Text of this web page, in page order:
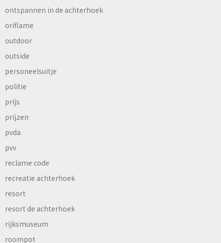
ontspannen in de achterhoek
oriflame
outdoor
outside
personeelsuitje
politie
prijs
prijzen
pvda
pvv
reclame code
recreatie achterhoek
resort
resort de achterhoek
rijksmuseum
roompot